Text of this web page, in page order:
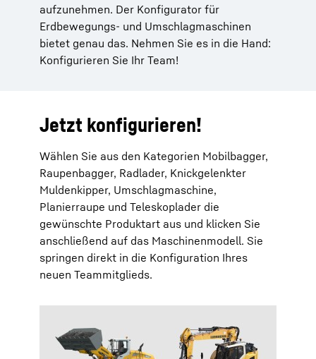
aufzunehmen. Der Konfigurator für
Erdbewegungs- und Umschlagmaschinen
bietet genau das. Nehmen Sie es in die Hand:
Konfigurieren Sie Ihr Team!
Jetzt konfigurieren!
Wählen Sie aus den Kategorien Mobilbagger,
Raupenbagger, Radlader, Knickgelenkter
Muldenkipper, Umschlagmaschine,
Planierraupe und Teleskoplader die
gewünschte Produktart aus und klicken Sie
anschließend auf das Maschinenmodell. Sie
springen direkt in die Konfiguration Ihres
neuen Teammitglieds.